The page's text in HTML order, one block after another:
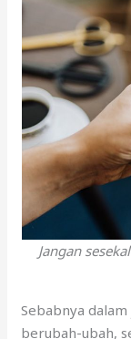
Jangan
Sebabnya
berubah-ubah,
nak nampak
kalau tiba-tiba
emas, tak ke